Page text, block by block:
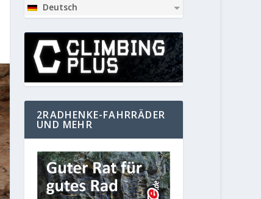
Deutsch
2RADHENKE-FAHRRÄDER
UND MEHR